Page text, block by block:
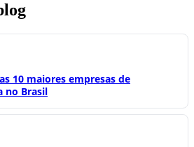
10 maiores empresas de
no Brasil